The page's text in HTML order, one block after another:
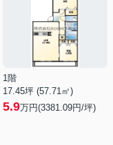
1階
17.45坪 (57.71㎡)
5.9万円(3381.09円/坪)